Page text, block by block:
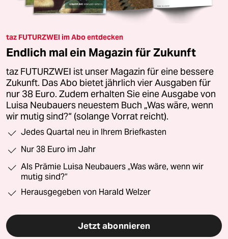
taz FUTURZWEI im Abo entdecken
Endlich mal ein Magazin für Zukunft
taz FUTURZWEI ist unser Magazin für eine bessere
Zukunft. Das Abo bietet jährlich vier Ausgaben für
nur 38 Euro. Zudem erhalten Sie eine Ausgabe von
Luisa Neubauers neuestem Buch „Was wäre, wenn
wir mutig sind?“ (solange Vorrat reicht).
Jedes Quartal neu in Ihrem Briefkasten
Nur 38 Euro im Jahr
Als Prämie Luisa Neubauers „Was wäre, wenn wir
mutig sind?“
Herausgegeben von Harald Welzer
Jetzt abonnieren